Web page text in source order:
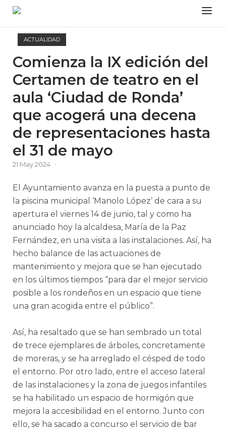
Skip
content
Menu
ACTUALIDAD
Comienza la IX edición del
Certamen de teatro en el
aula ‘Ciudad de Ronda’
que acogerá una decena
de representaciones hasta
el 31 de mayo
21 May 2024
El Ayuntamiento avanza en la puesta a punto de
la piscina municipal ‘Manolo López’ de cara a su
apertura el viernes 14 de junio, tal y como ha
anunciado hoy la alcaldesa, María de la Paz
Fernández, en una visita a las instalaciones. Así, ha
hecho balance de las actuaciones de
mantenimiento y mejora que se han ejecutado
en los últimos tiempos “para dar el mejor servicio
posible a los rondeños en un espacio que tiene
una gran acogida entre el público”.
Así, ha resaltado que se han sembrado un total
de trece ejemplares de árboles, concretamente
de moreras, y se ha arreglado el césped de todo
el entorno. Por otro lado, entre el acceso lateral
de las instalaciones y la zona de juegos infantiles
se ha habilitado un espacio de hormigón que
mejora la accesibilidad en el entorno. Junto con
ello, se ha sacado a concurso el servicio de bar